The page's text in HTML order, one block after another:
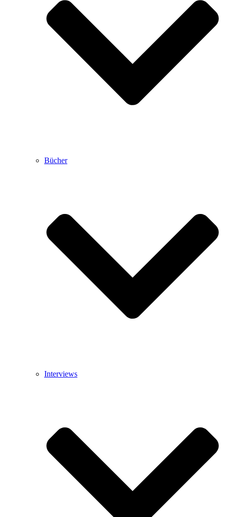
Bücher
Interviews